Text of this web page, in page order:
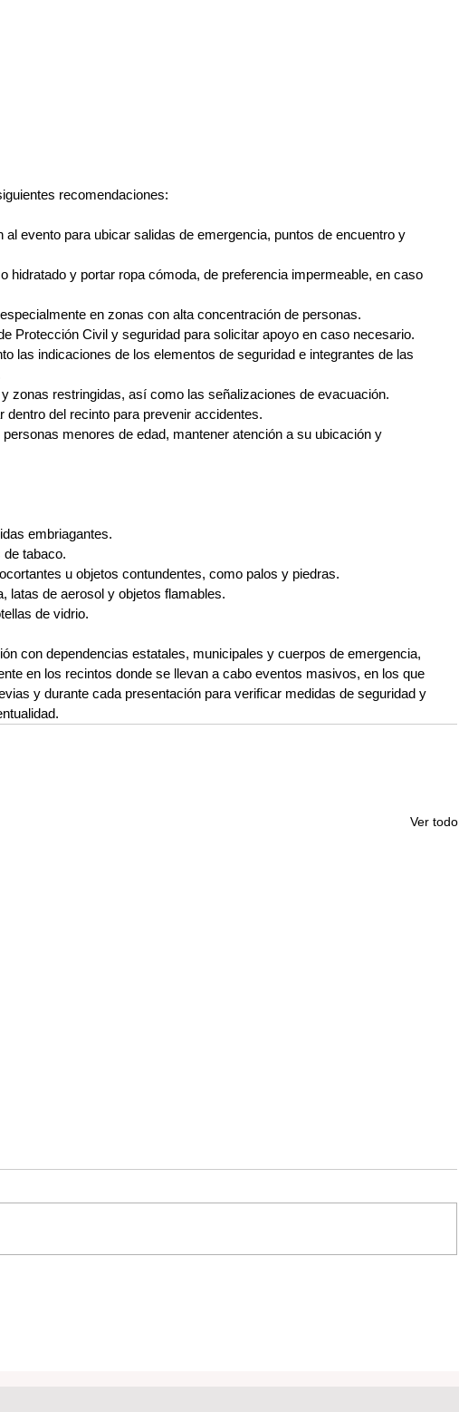
recomendaciones:
especialmente en zonas con alta concentración de personas.
de Protección Civil y seguridad para solicitar apoyo en caso necesario.
y zonas restringidas, así como las señalizaciones de evacuación.
dentro del recinto para prevenir accidentes.
embriagantes.
de tabaco.
u objetos contundentes, como palos y piedras.
latas de aerosol y objetos flamables.
de vidrio.
con dependencias estatales, municipales y cuerpos de emergencia,
en los recintos donde se llevan a cabo eventos masivos, en los que
y durante cada presentación para verificar medidas de seguridad y
Ver todo